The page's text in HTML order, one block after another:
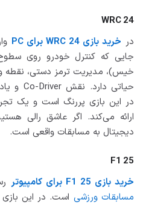
WRC 24
در خرید بازی WRC 24 برای PC
جایی که کنترل خودرو روی
خیس)، مدیریت ترمز دستی، نقطه
در این بازی پررنگ است و یک
دیجیتال به مسابقات واقعی است.
F1 25
خرید بازی F1 25 برای کامپیوتر
مسابقات ورزشی است. در این